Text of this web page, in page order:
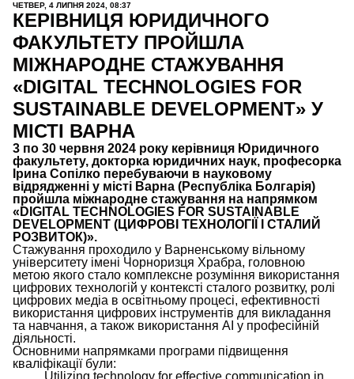
ЧЕТВЕР, 4 ЛИПНЯ 2024, 08:37
КЕРІВНИЦЯ ЮРИДИЧНОГО
ФАКУЛЬТЕТУ ПРОЙШЛА
МІЖНАРОДНЕ СТАЖУВАННЯ
«DIGITAL TECHNOLOGIES FOR
SUSTAINABLE DEVELOPMENT» У
МІСТІ ВАРНА
3 по 30 червня 2024 року керівниця Юридичного
факультету, докторка юридичних наук, професорка
Ірина Сопілко перебуваючи в науковому
відрядженні у місті Варна (Республіка Болгарія)
пройшла міжнародне стажування на напрямком
«DIGITAL TECHNOLOGIES FOR SUSTAINABLE
DEVELOPMENT (ЦИФРОВІ ТЕХНОЛОГІЇ І СТАЛИЙ
РОЗВИТОК)».
Стажування проходило у Варненському вільному
університету імені Чорноризця Храбра, головною
метою якого стало комплексне розуміння використання
цифрових технологій у контексті сталого розвитку, ролі
цифрових медіа в освітньому процесі, ефективності
використання цифрових інструментів для викладання
та навчання, а також використання АІ у професійній
діяльності.
Основними напрямками програми підвищення
кваліфікації були:
Utilizing technology for effective communication in